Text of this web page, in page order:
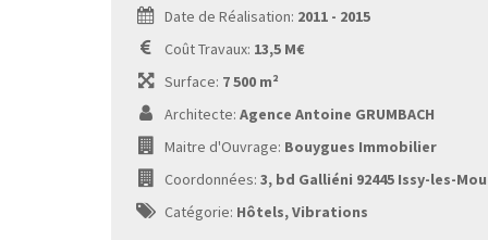
Date de Réalisation: 2011 - 2015
Coût Travaux: 13,5 M€
Surface: 7 500 m²
Architecte: Agence Antoine GRUMBACH
Maitre d'Ouvrage: Bouygues Immobilier
Coordonnées: 3, bd Galliéni 92445 Issy-les-
Catégorie: Hôtels, Vibrations